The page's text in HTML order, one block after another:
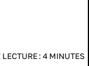
: 4 MINUTES